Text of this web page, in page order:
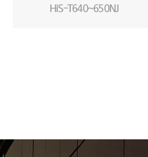
HiS-T640~650NJ